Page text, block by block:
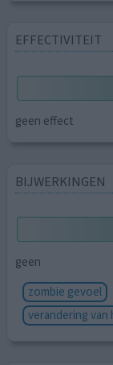
EFFECTIVITEIT
geen effect
BIJWERKINGEN
geen
zombie gevoel
verandering